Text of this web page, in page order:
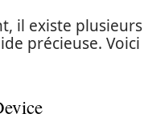
il existe plusieurs
précieuse.